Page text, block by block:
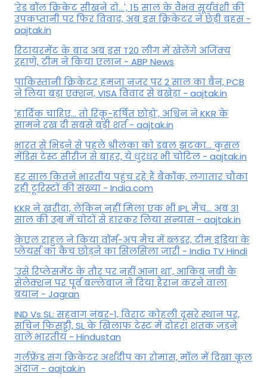
'रेड बॉल क्रिकेट सीखने दो...', 15 साल के वैभव सूर्यवंशी की
उपकप्तानी पर फ‍िर व‍िवाद, अब इस क्रिकेटर ने छेड़ी बहस -
aajtak.in
रिटायरमेंट के बाद अब इस T20 लीग में खेलेंगे अजिंक्य
रहाणे, टीम ने किया एलान - ABP News
पाकिस्तानी क्रिकेटर हमजा नजर पर 2 साल का बैन, PCB
ने ल‍िया बड़ा एक्शन, VISA व‍िवाद से बखेड़ा - aajtak.in
'हार्दिक चाहिए... तो रिंकू-हर्षित छोड़ो', अश्विन ने KKR के
सामने रख दी सबसे बड़ी शर्त - aajtak.in
भारत से भिड़ने से पहले श्रीलंका को डबल झटका... कुसल
मेंडिस टेस्ट सीरीज से बाहर, ये धुरंधर भी चोटिल - aajtak.in
हर साल कितने भारतीय पहुंच रहे हैं बैंकॉक, लगातार चौंका
रही टूरिस्टों की संख्या - India.com
KKR ने खरीदा, लेकिन नहीं मिला एक भी IPL मैच... अब 31
साल की उम्र में चोटों से हारकर लिया संन्यास - aajtak.in
केएल राहुल ने किया वॉर्म-अप मैच में ब्लंडर, टीम इंडिया के
प्लेयर्स का कैच छोड़ने का सिलसिला जारी - India TV Hindi
'उसे रिप्लेसमेंट के तौर पर नहीं आना था', आकिब नबी के
सेलेक्शन पर पूर्व बल्लेबाज ने दिया हैरान करने वाला
बयान - Jagran
IND Vs SL: सहवाग नंबर-1, विराट कोहली दूसरे स्थान पर,
सचिन फिसड्डी, SL के खिलाफ टेस्ट में दोहरा शतक जड़ने
वाले भारतीय - Hindustan
गर्लफ्रेंड संग क्रिकेटर अर्शदीप का रोमांस, मॉल में द‍िखा कूल
अंदाज - aajtak.in